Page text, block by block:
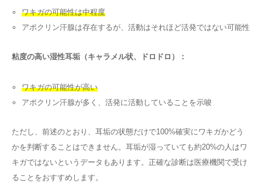
ワキガの可能性は中程度
アポクリン汗腺は存在するが、活動はそれほど活発ではない可能性
粘度の高い湿性耳垢（キャラメル状、ドロドロ）：
ワキガの可能性が高い
アポクリン汗腺が多く、活発に活動していることを示唆
ただし、前述のとおり、耳垢の状態だけで100%確実にワキガかどう
かを判断することはできません。耳垢が湿っていても約20%の人はワ
キガではないというデータもあります。正確な診断は医療機関で受け
ることをおすすめします。